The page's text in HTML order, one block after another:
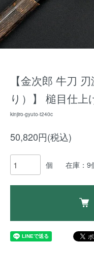
【金次郎 牛刀
り）】 槌目仕上
kinjiro-gyuto-t240c
50,820円(税込)
個 在庫：9